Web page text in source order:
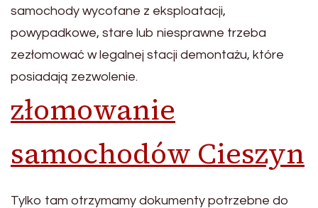
samochody wycofane z eksploatacji,
powypadkowe, stare lub niesprawne trzeba
zezłomować w legalnej stacji demontażu, które
posiadają zezwolenie.
złomowanie
samochodów Cieszyn
Tylko tam otrzymamy dokumenty potrzebne do